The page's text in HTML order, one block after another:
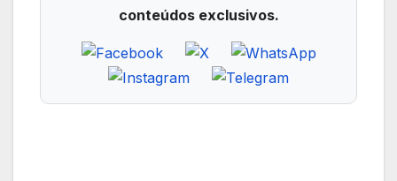
conteúdos exclusivos.